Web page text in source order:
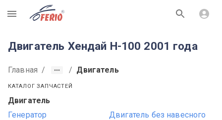
R
Двигатель Хендай H-100 2001 года
Главная / / Двигатель
КАТАЛОГ ЗАПЧАСТЕЙ
Двигатель
Генератор
Двигатель без навесного